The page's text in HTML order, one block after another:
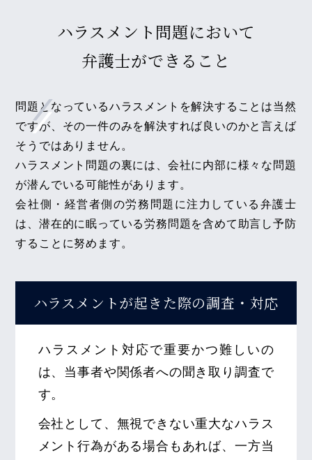
ハラスメント問題において
弁護士ができること
問題となっているハラスメントを解決することは当然
ですが、その一件のみを解決すれば良いのかと言えば
そうではありません。
ハラスメント問題の裏には、会社に内部に様々な問題
が潜んでいる可能性があります。
会社側・経営者側の労務問題に注力している弁護士
は、潜在的に眠っている労務問題を含めて助言し予防
することに努めます。
ハラスメントが起きた際の調査・対応
ハラスメント対応で重要かつ難しいの
は、当事者や関係者への聞き取り調査で
す。
会社として、無視できない重大なハラス
メント行為がある場合もあれば、一方当